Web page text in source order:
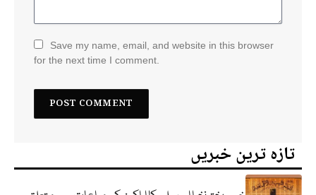
Save my name, email, and website in this browser
for the next time I comment.
تازہ ترین خبریں